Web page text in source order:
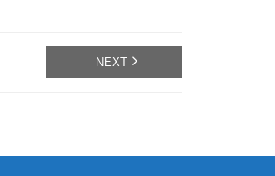
NEXT